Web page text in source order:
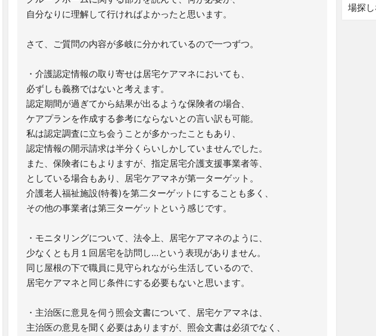
自分なりに理解して行ければよかったと思います。
さて、ご質問の内容が多岐に分かれているので一つずつ。
・介護認定情報の取り寄せは居宅ケアマネにおいても、
必ずしも義務ではないと考えます。
認定期間が過ぎてから結果が出るような保険者の場合、
ケアプランを作成する参考にならないとの言い訳も可能。
私は認定調査に立ち会うことが多かったこともあり、
認定情報の開示請求は半分くらいしかしていませんでした。
また、保険者にもよりますが、指定居宅介護支援事業者等、
としている場合もあり、居宅ケアマネが第一ターゲット。
介護老人福祉施設(特養)を第二ターゲットにすることも多く、
その他の事業者は第三ターゲットという感じです。
・モニタリングについて、法令上、居宅ケアマネのように、
少なくとも月１回居宅を訪問し…という表現がありません。
同じ屋根の下で職員に見守られながら生活しているので、
居宅ケアマネと同じ条件にする必要もないと思います。
・主治医に意見を伺う照会文書について、居宅ケアマネは、
主治医の意見を聞く必要はありますが、照会文書は必須でなく、
場探